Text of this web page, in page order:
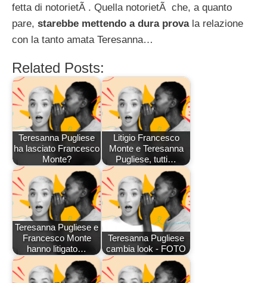
fetta di notorietÃ . Quella notorietÃ che, a quanto
pare, starebbe mettendo a dura provala relazione
con la tanto amata Teresanna…
Related Posts:
Teresanna Pugliese
ha lasciato Francesco
Monte?
Litigio Francesco
Monte e Teresanna
Pugliese, tutti…
Teresanna Pugliese e
Francesco Monte
hanno litigato…
Teresanna Pugliese
cambia look - FOTO